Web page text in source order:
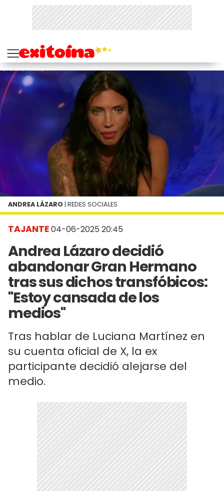
TAJANTE04-06-2025 20:45
Andrea Lázaro decidió
abandonar Gran Hermano
tras sus dichos transfóbicos:
"Estoy cansada de los
medios"
Tras hablar de Luciana Martínez en
su cuenta oficial de X, la ex
participante decidió alejarse del
medio.
ANDREA LÁZARO | REDES SOCIALES